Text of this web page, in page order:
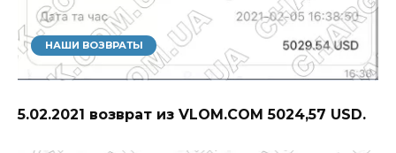
НАШИ ВОЗВРАТЫ
5.02.2021 возврат из VLOM.COM 5024,57 USD.